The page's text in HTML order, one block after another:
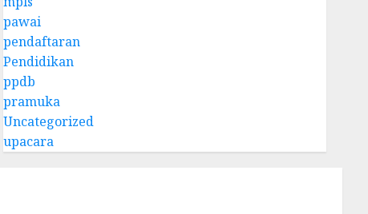
pawai
pendaftaran
Pendidikan
ppdb
pramuka
Uncategorized
upacara